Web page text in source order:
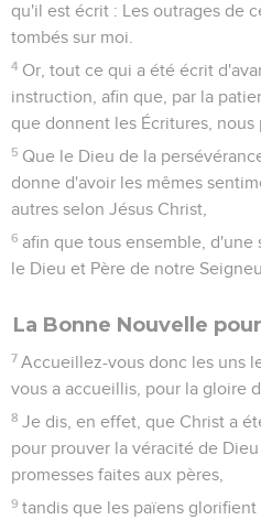
qu'il est écrit : Les outrages de
tombés sur moi.
4 Or, tout ce qui a été écrit
instruction, afin que, par la
que donnent les Écritures, nous
5 Que le Dieu de la
donne d'avoir les mêmes
autres selon Jésus Christ,
6 afin que tous ensemble,
le Dieu et Père de notre
La Bonne Nouvelle
7 Accueillez-vous donc les uns
vous a accueillis, pour la gloire
8 Je dis, en effet, que Christ a
pour prouver la véracité de
promesses faites aux pères,
9 tandis que les païens glorifient